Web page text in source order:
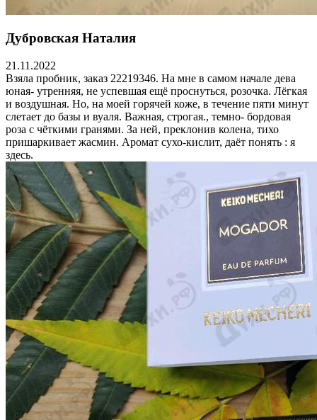
Дубровская Наталия
21.11.2022
Взяла пробник, заказ 22219346. На мне в самом начале дева
юная- утренняя, не успевшая ещё проснуться, розочка. Лёгкая
и воздушная. Но, на моей горячей коже, в течение пяти минут
слетает до базы и вуаля. Важная, строгая., темно- бордовая
роза с чёткими гранями. За ней, преклонив колена, тихо
пришаркивает жасмин. Аромат сухо-кислит, даёт понять : я
здесь.